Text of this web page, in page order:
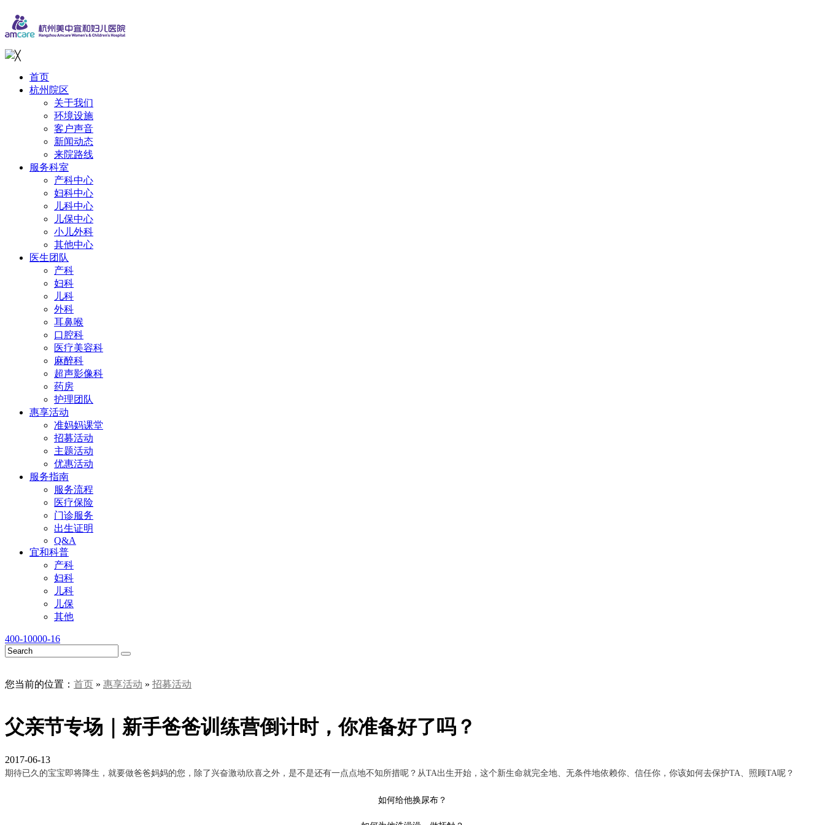
╳
首页
杭州院区
关于我们
环境设施
客户声音
新闻动态
来院路线
服务科室
产科中心
妇科中心
儿科中心
儿保中心
小儿外科
其他中心
医生团队
产科
妇科
儿科
外科
耳鼻喉
口腔科
医疗美容科
麻醉科
超声影像科
药房
护理团队
惠享活动
准妈妈课堂
招募活动
主题活动
优惠活动
服务指南
服务流程
医疗保险
门诊服务
出生证明
Q&A
宜和科普
产科
妇科
儿科
儿保
其他
400-10000-16
您当前的位置： 首页 » 惠享活动 » 招募活动
父亲节专场｜新手爸爸训练营倒计时，你准备好了吗？
2017-06-13
期待已久的宝宝即将降生，就要做爸爸妈妈的您，除了兴奋激动欣喜之外，是不是还有一点点地不知所措呢？从TA出生开始，这个新生命就完全地、无条件地依赖你、信任你，你该如何去保护TA、照顾TA呢？
如何给他换尿布？